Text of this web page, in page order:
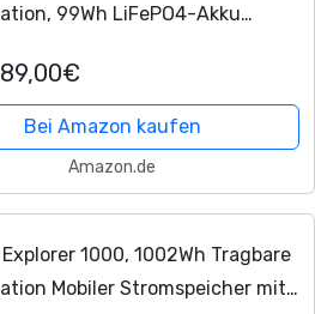
99Wh LiFePO4-Akku
Reise Notfall
89,00€
Bei Amazon kaufen
Amazon.de
1000, 1002Wh Tragbare
Mobiler Stromspeicher mit